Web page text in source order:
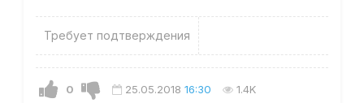
Требует подтверждения
0 25.05.2018 16:30 1.4K